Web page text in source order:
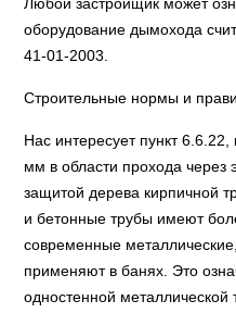
оборудование дымохода
41-01-2003.
Строительные нормы и
Нас интересует пункт 6.6.22,
мм в области прохода через
защитой дерева кирпичной
и бетонные трубы имеют
современные
применяют в банях. Это
одностенной металлической